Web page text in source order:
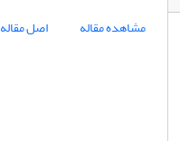
مشاهده مقاله
اصل مقاله